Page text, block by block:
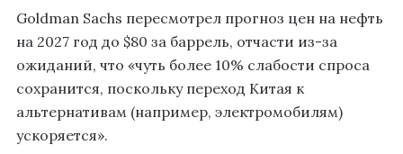
Goldman Sachs пересмотрел прогноз цен на нефть
на 2027 год до $80 за баррель, отчасти из-за
ожиданий, что «чуть более 10% слабости спроса
сохранится, поскольку переход Китая к
альтернативам (например, электромобилям)
ускоряется».